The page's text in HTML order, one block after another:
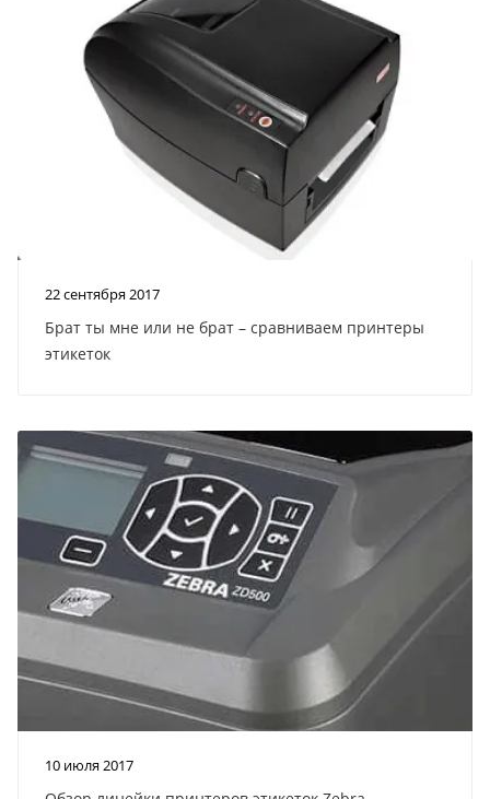
22 сентября 2017
Брат ты мне или не брат – сравниваем принтеры
этикеток
10 июля 2017